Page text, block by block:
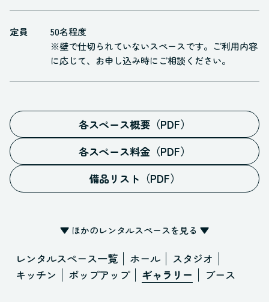
定員
50名程度
※壁で仕切られていないスペースです。ご利用内容
に応じて、お申し込み時にご相談ください。
各スペース概要（PDF）
各スペース料金（PDF）
備品リスト（PDF）
▼ ほかのレンタルスペースを見る ▼
レンタルスペース一覧 ホール
スタジオ
キッチン
ポップアップ ギャラリー ブース